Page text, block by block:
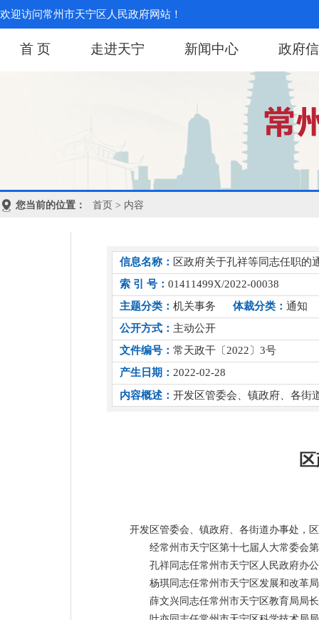
欢迎访问常州市天宁区人民政府网站！
首 页 走进天宁 新闻中心 政府
您当前的位置： 首页 > 内容
信息名称： 区政府关于孔祥等同志任职的
索 引 号： 01411499X/2022-00038
主题分类： 机关事务 体裁分类： 通知
公开方式： 主动公开
文件编号： 常天政干〔2022〕3号
产生日期： 2022-02-28
内容概述： 开发区管委会、镇政府、各街
开发区管委会、镇政府、各街道办事处，
经常州市天宁区第十七届人大常委会
孔祥同志任常州市天宁区人民政府办
杨琪同志任常州市天宁区发展和改革
薛文兴同志任常州市天宁区教育局局